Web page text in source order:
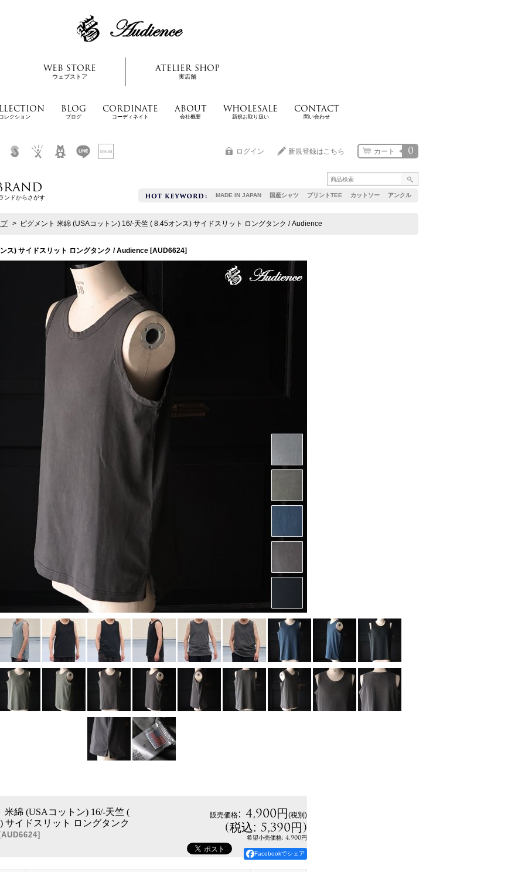
WEB STORE
ウェブストア
ATELIER SHOP
実店舗
コレクション
BLOG
ブログ
CORDINATE
コーディネイト
ABOUT
会社概要
WHOLESALE
新規お取り扱い
CONTACT
問い合わせ
MADE IN JAPAN 国産シャツ プリントTEE カットソー アンクル
0
カート
ログイン 新規登録はこちら
ンドからさがす
> ピグメント 米綿 (USAコットン) 16/-天竺 ( 8.45オンス) サイドスリット ロングタンク / Audience
ス) サイドスリット ロングタンク / Audience [AUD6624]
米綿 (USAコットン) 16/-天竺 (
サイドスリット ロングタンク
[AUD6624]
販売価格: 4,900円(税別)
(税込: 5,390円)
希望小売価格: 4,900円
Facebookでシェア